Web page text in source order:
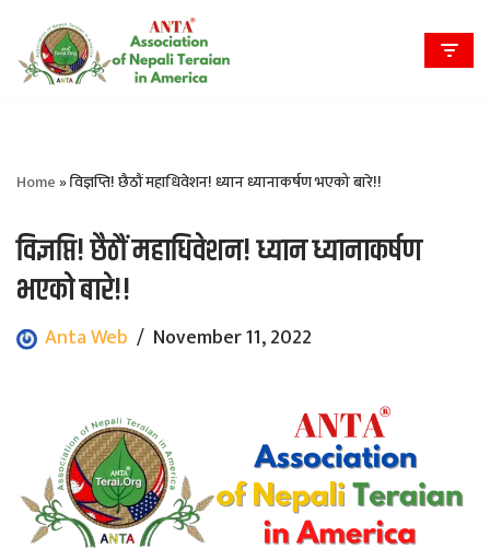
Skip
to
Home»विज्ञप्ति! छैठौं महाधिवेशन! ध्यान ध्यानाकर्षण भएको बारे!!
विज्ञप्ति! छैठौं महाधिवेशन! ध्यान ध्यानाकर्षण
भएको बारे!!
Anta Web November 11, 2022